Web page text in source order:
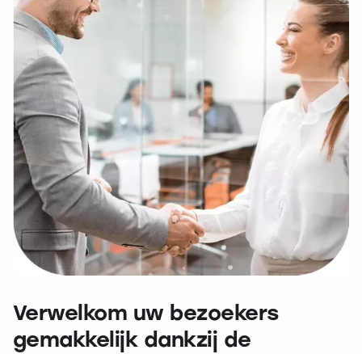
Verwelkom uw bezoekers
gemakkelijk dankzij de